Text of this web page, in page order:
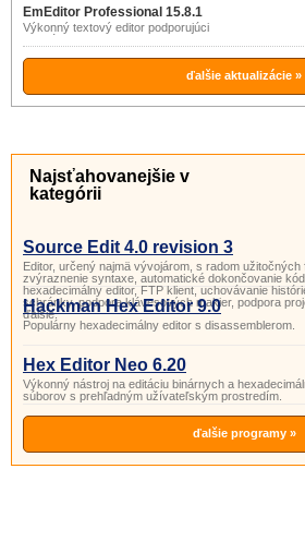
EmEditor Professional 15.8.1
Výkonný textový editor podporujúci
makrá (JavaScript, VBScript, Perl Script,
PHP Script, .
ďalšie aktualizácie »
Najsťahovanejšie v
kategórii
Source Edit 4.0 revision 3
Editor, určený najmä vývojárom, s radom užitočných
zvýraznenie syntaxe, automatické dokončovanie
hexadecimálny editor, FTP klient, uchovávanie
schránky, podpora klávesových makier, podpora
ďalšie.
Hackman Hex Editor 9.0
Populárny hexadecimálny editor s disassemblerom.
Hex Editor Neo 6.20
Výkonný nástroj na editáciu binárnych a
súborov s prehľadným užívateľským prostredím.
ďalšie programy »